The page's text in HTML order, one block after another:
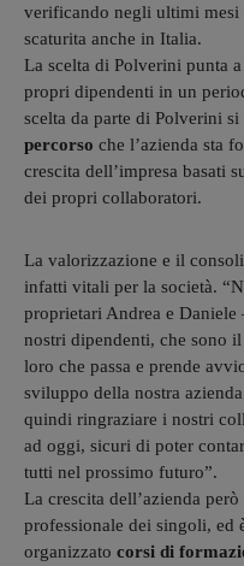
verificando negli ultimi mesi
scaturita anche in Italia.
La scelta di Polverini punta
propri dipendenti in un
scelta da parte di Polverini
percorso che l’azienda sta
crescita dell’impresa basati
dei propri collaboratori.
La valorizzazione e il
infatti vitali per la società.
proprietari Andrea e Daniele
nostri dipendenti, che sono il
loro che passa e prende
sviluppo della nostra
quindi ringraziare i nostri
ad oggi, sicuri di poter
tutti nel prossimo futuro”.
La crescita dell’azienda
professionale dei singoli, ed
organizzato corsi di